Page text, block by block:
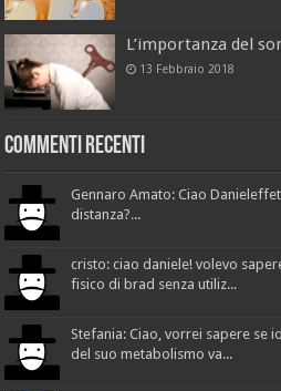
L’importanza del
13 Febbraio 2018
Commenti recenti
Gennaro Amato: Ciao
distanza?...
cristo: ciao daniele! volevo
fisico di brad senza utiliz...
Stefania: Ciao, vorrei sapere se
del suo metabolismo va...